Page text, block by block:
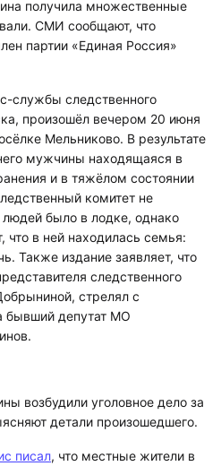
получила множественные
СМИ сообщают, что
партии «Единая Россия»
службы следственного
произошёл вечером 20 июня
Мельниково. В результате
мужчины находящаяся в
и в тяжёлом состоянии
комитет не
было в лодке, однако
что в ней находилась семья:
Также издание заявляет, что
следственного
стрелял с
бывший депутат МО
возбудили уголовное дело за
детали произошедшего.
писал, что местные жители в